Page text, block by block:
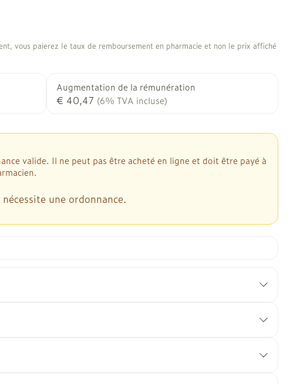
vous paierez le taux de remboursement en pharmacie et non le prix affiché
Augmentation de la rémunération
€ 40,47 (6% TVA incluse)
valide. Il ne peut pas être acheté en ligne et doit être payé à
une ordonnance.